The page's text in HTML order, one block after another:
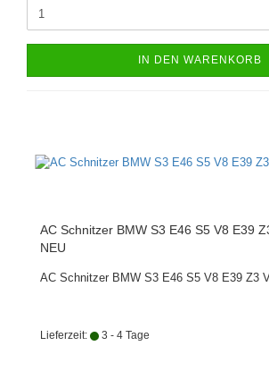
IN DEN WARENKORB
AC Schnitzer BMW S3 E46 S5 V8 E39
NEU
AC Schnitzer BMW S3 E46 S5 V8 E39 Z3
Lieferzeit: 3 - 4 Tage